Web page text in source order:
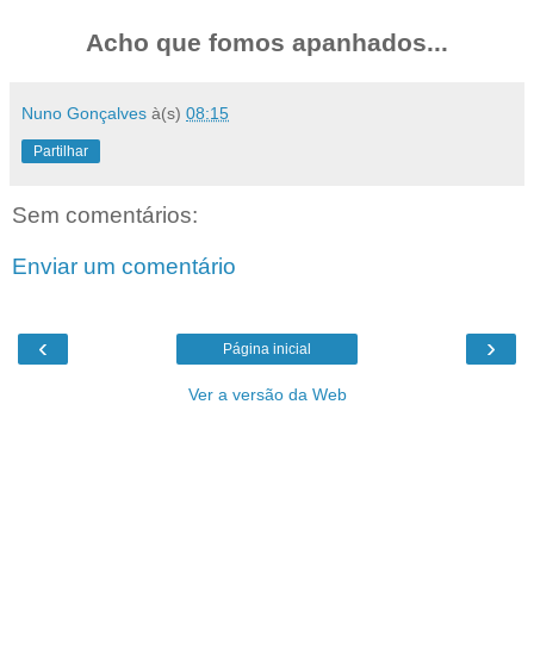
Acho que fomos apanhados...
Nuno Gonçalves à(s) 08:15
Partilhar
Sem comentários:
Enviar um comentário
‹ ›
Página inicial
Ver a versão da Web